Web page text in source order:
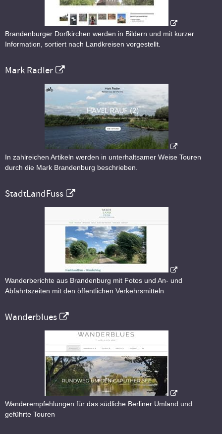
Brandenburger Dorfkirchen werden in Bildern und mit kurzer
Information, sortiert nach Landkreisen vorgestellt.
Mark Radler
In zahlreichen Artikeln werden in unterhaltsamer Weise Touren
durch die Mark Brandenburg beschrieben.
StadtLandFuss
Wanderberichte aus Brandenburg mit Fotos und An- und
Abfahrtszeiten mit den öffentlichen Verkehrsmitteln
Wanderblues
Wanderempfehlungen für das südliche Berliner Umland und
geführte Touren